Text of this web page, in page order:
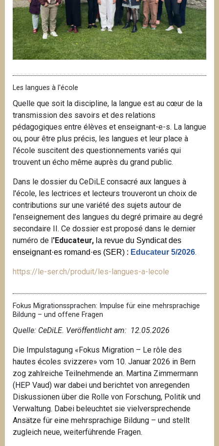
Les langues à l'école
Quelle que soit la discipline, la langue est au cœur de la
transmission des savoirs et des relations
pédagogiques entre élèves et enseignant-e-s. La langue
ou, pour être plus précis, les langues et leur place à
l'école suscitent des questionnements variés qui
trouvent un écho même auprès du grand public.
Dans le dossier du CeDiLE consacré aux langues à
l'école, les lectrices et lecteurs trouveront un choix de
contributions sur une variété des sujets autour de
l'enseignement des langues du degré primaire au degré
secondaire II. Ce dossier est proposé dans le dernier
numéro de l'Educateur, la revue du Syndicat des
enseignant·es romand·es (SER) : Educateur 5/2026.
https://le-ser.ch/produit/les-langues-a-lecole
Fokus Migrationssprachen: Impulse für eine mehrsprachige
Bildung – und offene Fragen
Quelle: CeDiLE. Veröffentlicht am: 12.05.2026
Die Impulstagung «Fokus Migration – Le rôle des
hautes écoles svizzere» vom 10. Januar 2026 in Bern
zog zahlreiche Teilnehmende an. Martina Zimmermann
(HEP Vaud) war dabei und berichtet von anregenden
Diskussionen über die Rolle von Forschung, Politik und
Verwaltung. Dabei beleuchtet sie vielversprechende
Ansätze für eine mehrsprachige Bildung – und stellt
zugleich neue, weiterführende Fragen.